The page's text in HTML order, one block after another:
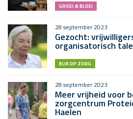
GROEI & BLOEI
28 september 2023
Gezocht:
organisatorisch
BLIK OP ZORG
28 september 2023
Meer vrijheid voor
zorgcentrum
Haelen